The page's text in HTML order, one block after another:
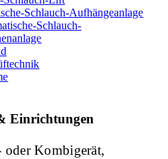
Schlauch-Aufhängeanlage
Schlauch-
Einrichtungen
oder Kombigerät,